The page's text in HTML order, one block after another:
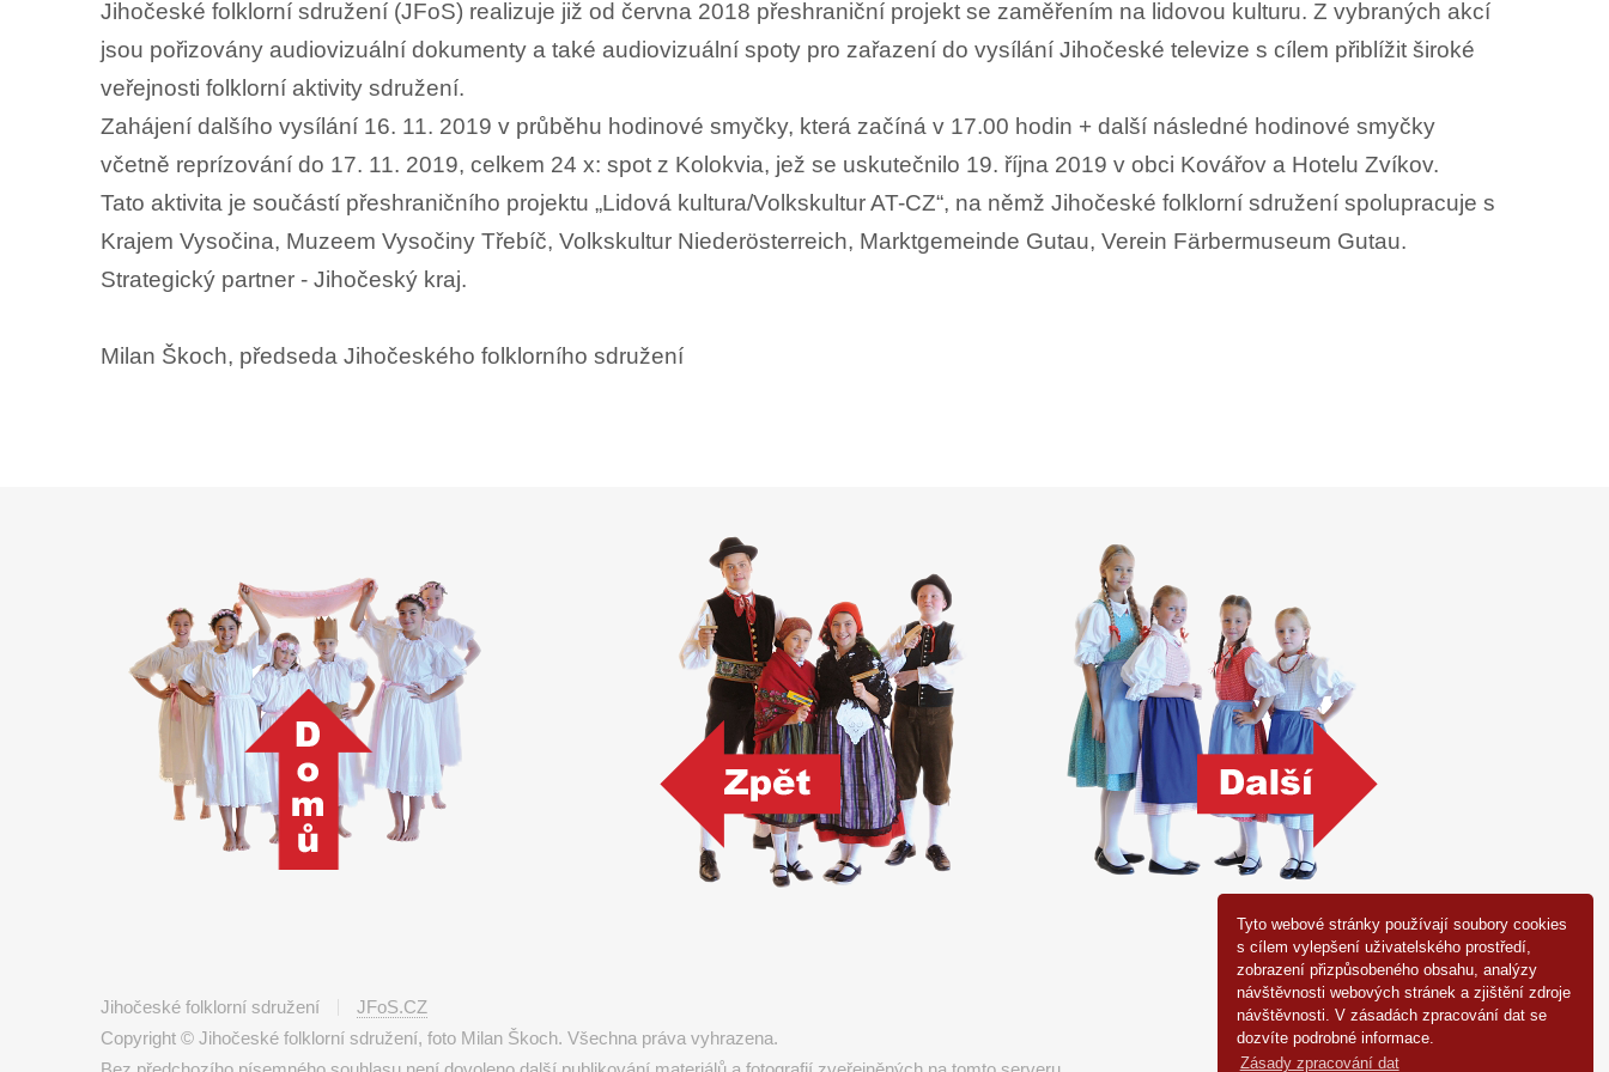
Tyto webové stránky používají soubory cookies
s cílem vylepšení uživatelského prostředí,
zobrazení přizpůsobeného obsahu, analýzy
návštěvnosti webových stránek a zjištění zdroje
návštěvnosti. V zásadách zpracování dat se
dozvíte podrobné informace.
Zásady zpracování dat
Jihočeské folklorní sdružení (JFoS) realizuje již od června 2018 přeshraniční projekt se zaměřením na lidovou kulturu. Z vybraných akcí
jsou pořizovány audiovizuální dokumenty a také audiovizuální spoty pro zařazení do vysílání Jihočeské televize s cílem přiblížit široké
veřejnosti folklorní aktivity sdružení.
Zahájení dalšího vysílání 16. 11. 2019 v průběhu hodinové smyčky, která začíná v 17.00 hodin + další následné hodinové smyčky
včetně reprízování do 17. 11. 2019, celkem 24 x: spot z Kolokvia, jež se uskutečnilo 19. října 2019 v obci Kovářov a Hotelu Zvíkov.
Tato aktivita je součástí přeshraničního projektu „Lidová kultura/Volkskultur AT-CZ“, na němž Jihočeské folklorní sdružení spolupracuje s
Krajem Vysočina, Muzeem Vysočiny Třebíč, Volkskultur Niederösterreich, Marktgemeinde Gutau, Verein Färbermuseum Gutau.
Strategický partner - Jihočeský kraj.
Milan Škoch, předseda Jihočeského folklorního sdružení
Jihočeské folklorní sdružení
JFoS.CZ
Copyright © Jihočeské folklorní sdružení, foto Milan Škoch. Všechna práva vyhrazena.